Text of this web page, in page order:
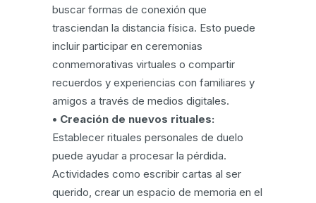
buscar formas de conexión que
trasciendan la distancia física. Esto puede
incluir participar en ceremonias
conmemorativas virtuales o compartir
recuerdos y experiencias con familiares y
amigos a través de medios digitales.
• Creación de nuevos rituales:
Establecer rituales personales de duelo
puede ayudar a procesar la pérdida.
Actividades como escribir cartas al ser
querido, crear un espacio de memoria en el